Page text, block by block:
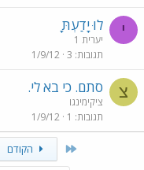
י לוּ יָדַעְתָּ
יערית 1
תגובות 3
1/9/12
צ סתם. כי בא לי.
ציקימינגו
תגובות 1
1/9/12
First הקודם